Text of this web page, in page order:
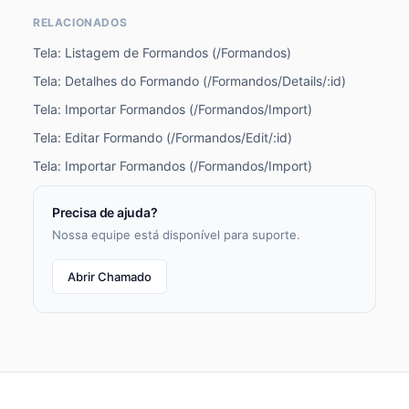
RELACIONADOS
Tela: Listagem de Formandos (/Formandos)
Tela: Detalhes do Formando (/Formandos/Details/:id)
Tela: Importar Formandos (/Formandos/Import)
Tela: Editar Formando (/Formandos/Edit/:id)
Tela: Importar Formandos (/Formandos/Import)
Precisa de ajuda?
Nossa equipe está disponível para suporte.
Abrir Chamado